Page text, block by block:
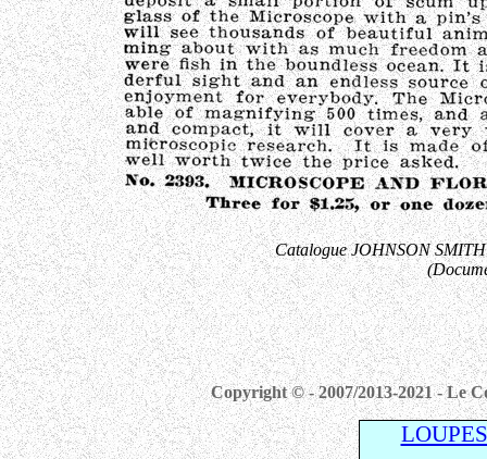
Catalogue JOHNSON
Copyright © - 2007/2013-2021 - Le